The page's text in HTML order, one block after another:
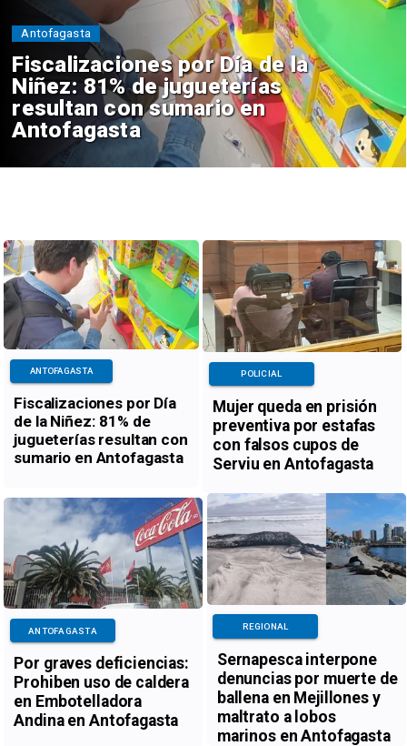
Fiscalizaciones por Día de la
Niñez: 81% de jugueterías
resultan con sumario en
Antofagasta
Antofagasta
Fiscalizaciones por Día
de la Niñez: 81% de
jugueterías resultan con
sumario en Antofagasta
ANTOFAGASTA
Mujer queda en prisión
preventiva por estafas
con falsos cupos de
Serviu en Antofagasta
POLICIAL
Por graves deficiencias:
Prohiben uso de caldera
en Embotelladora
Andina en Antofagasta
ANTOFAGASTA
Sernapesca interpone
denuncias por muerte de
ballena en Mejillones y
maltrato a lobos
marinos en Antofagasta
REGIONAL